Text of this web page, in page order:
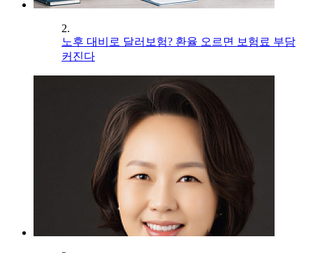
2.
노후 대비로 달러보험? 환율 오르면 보험료 부담
커진다